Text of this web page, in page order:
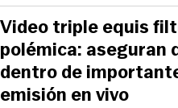
Video triple equis
polémica: aseguran
dentro de
emisión en vivo